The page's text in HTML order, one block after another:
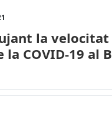
la velocitat
la COVID-19 al